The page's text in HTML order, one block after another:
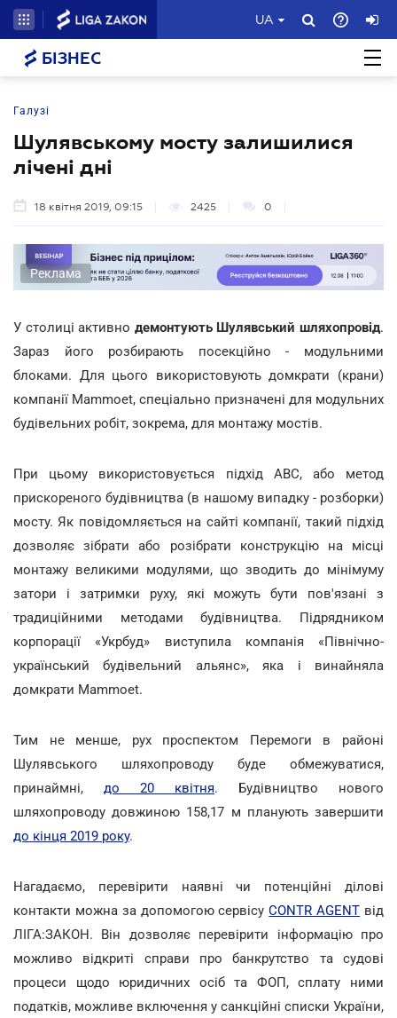
UA
БІЗНЕС
Галузі
Шулявському мосту залишилися
лічені дні
18 квітня 2019, 09:15 2425 0
Реклама
У столиці активно демонтують Шулявський шляхопровід.
Зараз його розбирають посекційно - модульними
блоками. Для цього використовують домкрати (крани)
компанії Mammoet, спеціально призначені для модульних
будівельних робіт, зокрема, для монтажу мостів.
При цьому використовується підхід ABC, або метод
прискореного будівництва (в нашому випадку - розборки)
мосту. Як повідомляється на сайті компанії, такий підхід
дозволяє зібрати або розібрати конструкцію на місці
монтажу великими модулями, що зводить до мінімуму
затори і затримки руху, які можуть бути пов'язані з
традиційними методами будівництва. Підрядником
корпорації «Укрбуд» виступила компанія «Північно-
український будівельний альянс», яка і винайняла
домкрати Mammoet.
Тим не менше, рух проспектом Перемоги в районі
Шулявського шляхопроводу буде обмежуватися,
принаймні, до 20 квітня. Будівництво нового
шляхопроводу довжиною 158,17 м планують завершити
до кінця 2019 року.
Нагадаємо, перевірити наявні чи потенційні ділові
контакти можна за допомогою сервісуCONTR AGENT від
ЛІГА:ЗАКОН. Він дозволяє перевірити інформацію про
можливо відкриті справи про банкрутство та судові
процеси щодо юридичних осіб та ФОП, сплату ними
податків, можливе включення у санкційні списки України,